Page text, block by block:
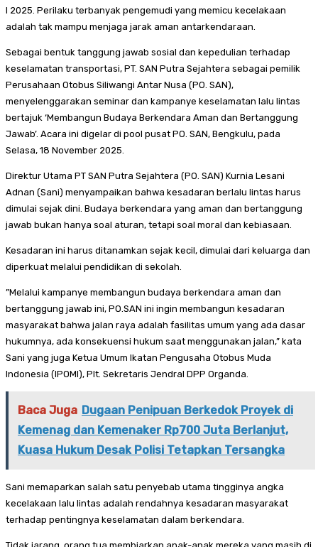
I 2025. Perilaku terbanyak pengemudi yang memicu kecelakaan
adalah tak mampu menjaga jarak aman antarkendaraan.
Sebagai bentuk tanggung jawab sosial dan kepedulian terhadap
keselamatan transportasi, PT. SAN Putra Sejahtera sebagai pemilik
Perusahaan Otobus Siliwangi Antar Nusa (PO. SAN),
menyelenggarakan seminar dan kampanye keselamatan lalu lintas
bertajuk ‘Membangun Budaya Berkendara Aman dan Bertanggung
Jawab’. Acara ini digelar di pool pusat PO. SAN, Bengkulu, pada
Selasa, 18 November 2025.
Direktur Utama PT SAN Putra Sejahtera (PO. SAN) Kurnia Lesani
Adnan (Sani) menyampaikan bahwa kesadaran berlalu lintas harus
dimulai sejak dini. Budaya berkendara yang aman dan bertanggung
jawab bukan hanya soal aturan, tetapi soal moral dan kebiasaan.
Kesadaran ini harus ditanamkan sejak kecil, dimulai dari keluarga dan
diperkuat melalui pendidikan di sekolah.
”Melalui kampanye membangun budaya berkendara aman dan
bertanggung jawab ini, PO.SAN ini ingin membangun kesadaran
masyarakat bahwa jalan raya adalah fasilitas umum yang ada dasar
hukumnya, ada konsekuensi hukum saat menggunakan jalan,” kata
Sani yang juga Ketua Umum Ikatan Pengusaha Otobus Muda
Indonesia (IPOMI), Plt. Sekretaris Jendral DPP Organda.
Baca Juga Dugaan Penipuan Berkedok Proyek di
Kemenag dan Kemenaker Rp700 Juta Berlanjut,
Kuasa Hukum Desak Polisi Tetapkan Tersangka
Sani memaparkan salah satu penyebab utama tingginya angka
kecelakaan lalu lintas adalah rendahnya kesadaran masyarakat
terhadap pentingnya keselamatan dalam berkendara.